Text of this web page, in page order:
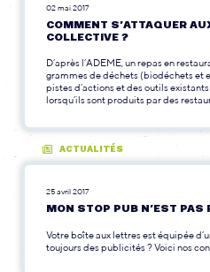
02 mai 2017
COMMENT S’ATTAQUER
COLLECTIVE ?
D’après l’ADEME, un repas en
grammes de déchets (biodéchets et
pistes d’actions et des outils
lorsqu’ils sont produits par des
ACTUALITÉS
25 avril 2017
MON STOP PUB N’EST PAS
Votre boîte aux lettres est équipée
toujours des publicités ? Voici nos